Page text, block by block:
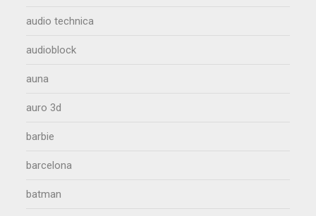
audio technica
audioblock
auna
auro 3d
barbie
barcelona
batman